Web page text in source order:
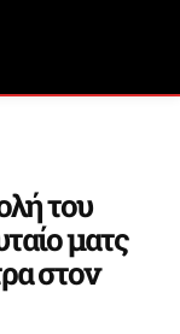
του
ματς
στον